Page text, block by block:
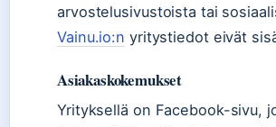
arvostelusivustoista tai
Vainu.io:n yritystiedot eivät
Asiakaskokemukset
Yrityksellä on Facebook-sivu,